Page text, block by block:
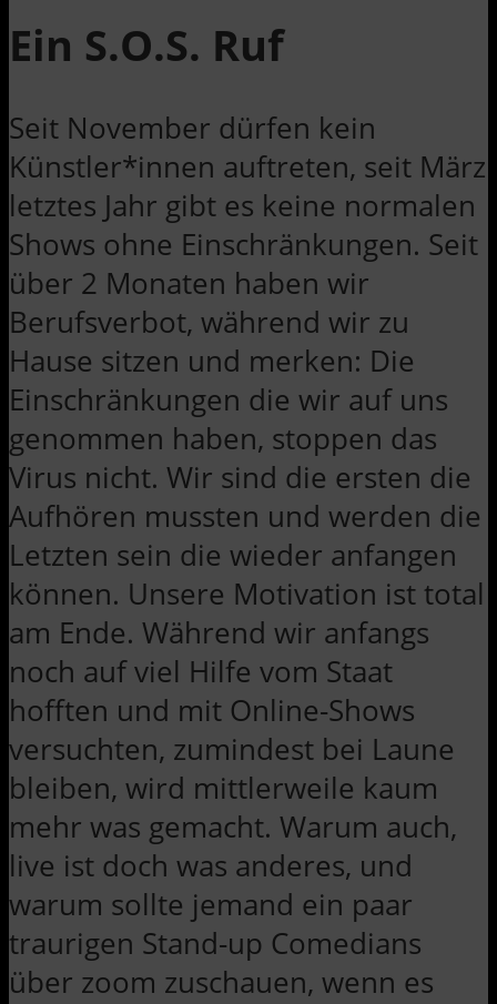
Ein S.O.S. Ruf
Seit November dürfen kein
Künstler*innen auftreten, seit März
letztes Jahr gibt es keine normalen
Shows ohne Einschränkungen. Seit
über 2 Monaten haben wir
Berufsverbot, während wir zu
Hause sitzen und merken: Die
Einschränkungen die wir auf uns
genommen haben, stoppen das
Virus nicht. Wir sind die ersten die
Aufhören mussten und werden die
Letzten sein die wieder anfangen
können. Unsere Motivation ist total
am Ende. Während wir anfangs
noch auf viel Hilfe vom Staat
hofften und mit Online-Shows
versuchten, zumindest bei Laune
bleiben, wird mittlerweile kaum
mehr was gemacht. Warum auch,
live ist doch was anderes, und
warum sollte jemand ein paar
traurigen Stand-up Comedians
über zoom zuschauen, wenn es